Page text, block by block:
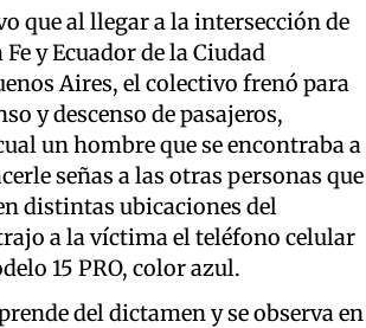
que al llegar a la intersección de
y Ecuador de la Ciudad
Aires, el colectivo frenó para
y descenso de pasajeros,
un hombre que se encontraba a
señas a las otras personas que
distintas ubicaciones del
a la víctima el teléfono celular
15 PRO, color azul.
del dictamen y se observa en